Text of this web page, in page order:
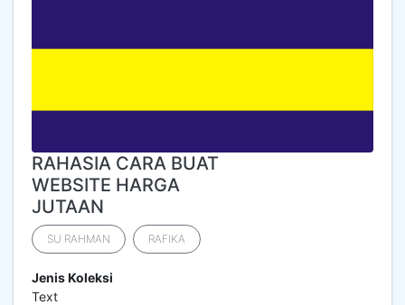
RAHASIA CARA BUAT
WEBSITE HARGA
JUTAAN
SU RAHMAN RAFIKA
Jenis Koleksi
Text